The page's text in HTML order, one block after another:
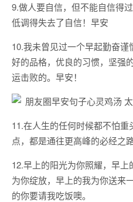
9.做人要自信，但不能自信得
低调得失去了自信！早安
10.我未曾见过一个早起勤奋
好的品格，优良的习惯，坚强
运击败的。早安！
11.在人生的任何时候都不怕
点，都是通往更高峰的必经之
12.早上的阳光为你照耀，早
为你绽放，早上的我为你送来
的你要请我吃饭噢。